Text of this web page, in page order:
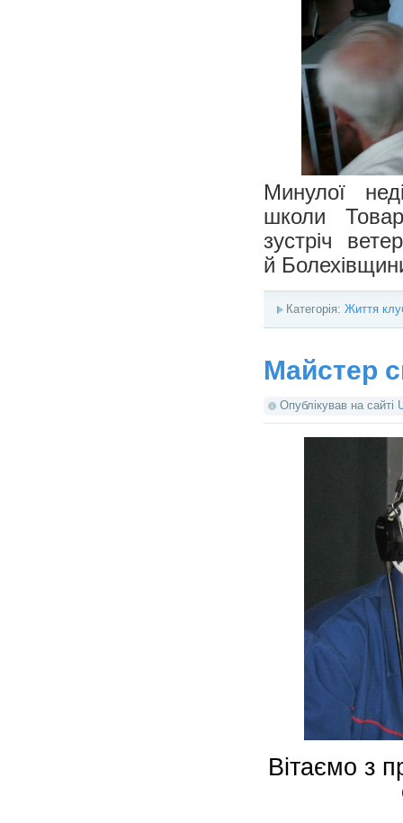
Минулої
школи
зустріч
й
Категорія: Життя
Майстер
Опублікував на сайті
Вітаємо з